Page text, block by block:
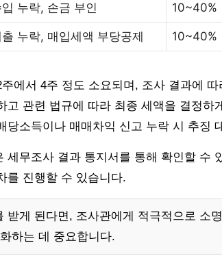
입 누락, 손금 부인 10~40%
출 누락, 매입세액 부당공제 10~40%
에서 4주 정도 소요되며, 조사 결과에
고 관련 법규에 따라 최종 세액을 결정하
당소득이나 매매차익 신고 누락 시 추징
세무조사 결과 통지서를 통해 확인할 수
를 진행할 수 있습니다.
받게 된다면, 조사관에게 적극적으로 소
하는 데 중요합니다.